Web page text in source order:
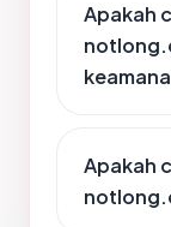
Apakah
Apakah